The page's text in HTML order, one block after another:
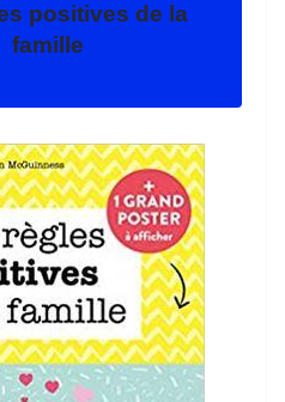
positives de la
famille